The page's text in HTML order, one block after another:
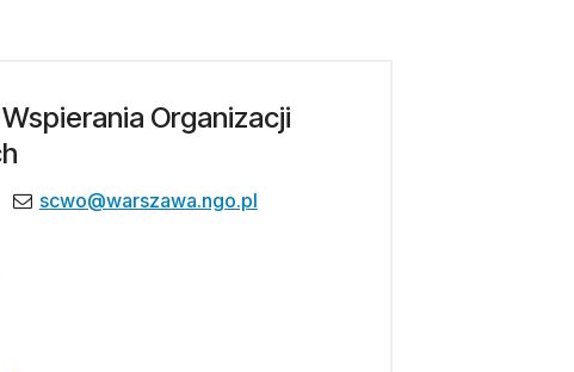
Organizacji
scwo@warszawa.ngo.pl